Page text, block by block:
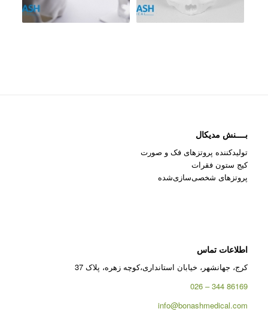
بــــنش مدیکال
تولیدکننده پروتزهای فک و صورت
کیج ستون فقرات
پروتزهای شخصی‌سازی‌شده
اطلاعات تماس
کرج، جهانشهر، خیابان استانداری،کوچه زهره، پلاک 37
86169 344 – 026
info@bonashmedical.com